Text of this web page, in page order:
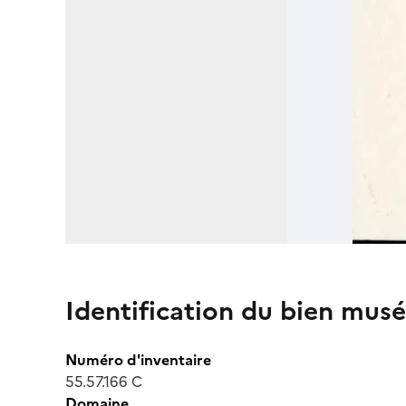
Identification du bien
Numéro d'inventaire
55.57.166 C